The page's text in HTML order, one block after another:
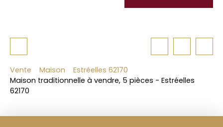
Vente Maison
Estréelles 62170
Maison traditionnelle à vendre, 5 pièces - Estréelles
62170